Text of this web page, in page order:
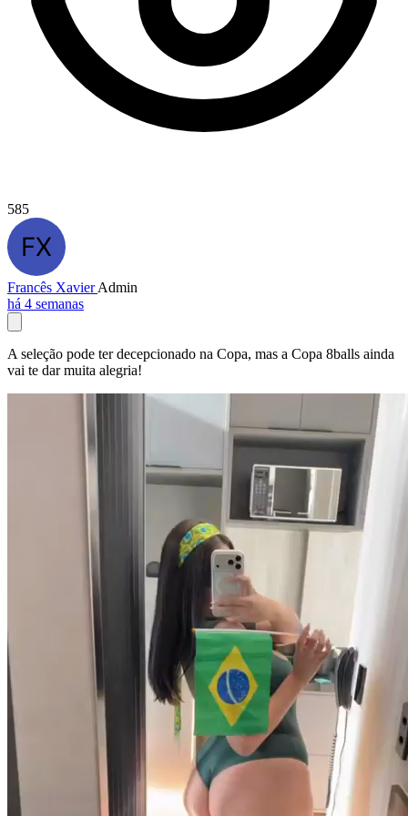
585
Francês XavierAdmin
há 4 semanas
A seleção pode ter decepcionado na Copa, mas a Copa 8balls ainda
vai te dar muita alegria!